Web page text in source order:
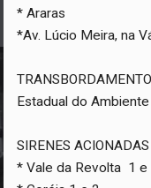
* Araras
*Av. Lúcio Meira, na
Estadual do Ambiente
SIRENES ACIONADAS
* Vale da Revolta 1 e